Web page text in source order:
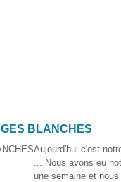
BLANCHES
Aujourd'hui c'est
... Nous avons eu
une semaine et